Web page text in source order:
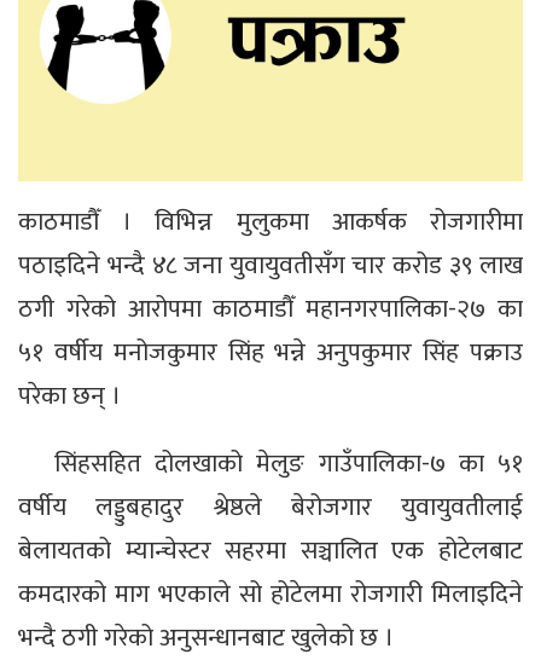
काठमाडौँ । विभिन्न मुलुकमा आकर्षक रोजगारीमा
पठाइदिने भन्दै ४८ जना युवायुवतीसँग चार करोड ३९ लाख
ठगी गरेको आरोपमा काठमाडौँ महानगरपालिका-२७ का
५१ वर्षीय मनोजकुमार सिंह भन्ने अनुपकुमार सिंह पक्राउ
परेका छन् ।
सिंहसहित दोलखाको मेलुङ गाउँपालिका-७ का ५१
वर्षीय लड्डुबहादुर श्रेष्ठले बेरोजगार युवायुवतीलाई
बेलायतको म्यान्चेस्टर सहरमा सञ्चालित एक होटेलबाट
कमदारको माग भएकाले सो होटेलमा रोजगारी मिलाइदिने
भन्दै ठगी गरेको अनुसन्धानबाट खुलेको छ ।